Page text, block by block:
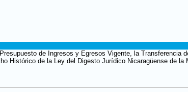
de Ingresos y Egresos Vigente, la
Histórico de la Ley del Digesto Jurídico Nicaragüense de